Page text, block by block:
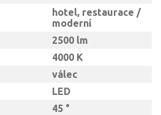
hotel, restaurace /
moderní
2500 lm
4000 K
válec
LED
45 °